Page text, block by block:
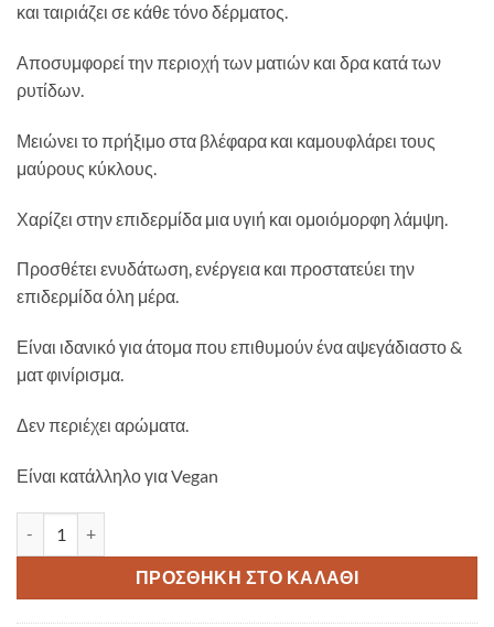
και ταιριάζει σε κάθε τόνο δέρματος.
Αποσυμφορεί την περιοχή των ματιών και δρα κατά των
ρυτίδων.
Μειώνει το πρήξιμο στα βλέφαρα και καμουφλάρει τους
μαύρους κύκλους.
Χαρίζει στην επιδερμίδα μια υγιή και ομοιόμορφη λάμψη.
Προσθέτει ενυδάτωση, ενέργεια και προστατεύει την
επιδερμίδα όλη μέρα.
Είναι ιδανικό για άτομα που επιθυμούν ένα αψεγάδιαστο &
ματ φινίρισμα.
Δεν περιέχει αρώματα.
Είναι κατάλληλο για Vegan
ΠΡΟΣΘΉΚΗ ΣΤΟ ΚΑΛΆΘΙ